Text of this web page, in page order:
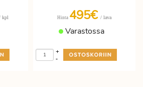
kpl Hinta 495€ / lava
Varastossa
-
+